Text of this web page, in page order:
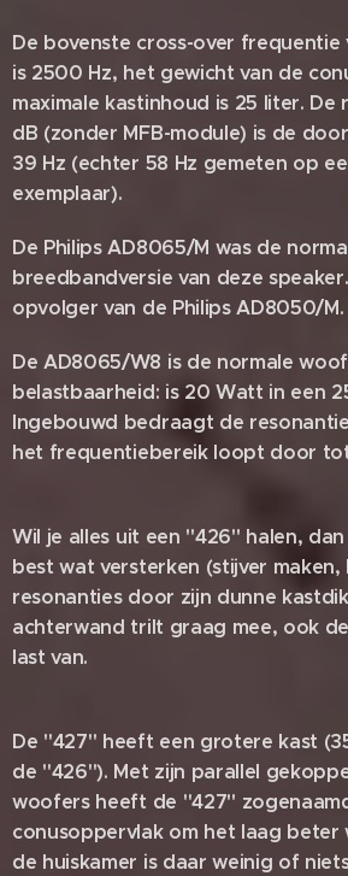
De bovenste cross-over
is 2500 Hz, het gewicht van de
maximale kastinhoud is 25 liter. De
dB (zonder MFB-module) is de
39 Hz (echter 58 Hz gemeten op
exemplaar).
De Philips AD8065/M was de
breedbandversie van deze
opvolger van de Philips AD8050/M.
De AD8065/W8 is de normale
belastbaarheid: is 20 Watt in een
Ingebouwd bedraagt de
het frequentiebereik loopt door
Wil je alles uit een "426" halen,
best wat versterken (stijver
resonanties door zijn dunne
achterwand trilt graag mee, ook
last van.
De "427" heeft een grotere kast
de "426"). Met zijn parallel
woofers heeft de "427"
conusoppervlak om het laag beter
de huiskamer is daar weinig of